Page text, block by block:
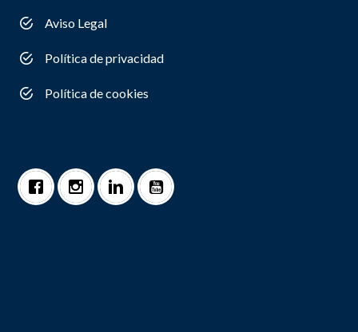
Aviso Legal
Política de privacidad
Política de cookies